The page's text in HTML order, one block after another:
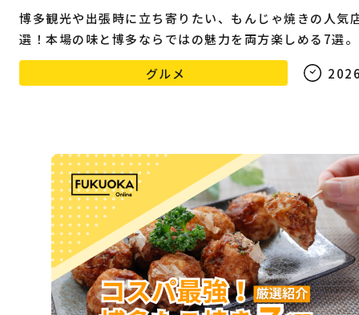
博多観光や出張時に立ち寄りたい、もんじゃ焼きの人気
選！本場の味と博多ならではの魅力を両方楽しめる7選。
グルメ